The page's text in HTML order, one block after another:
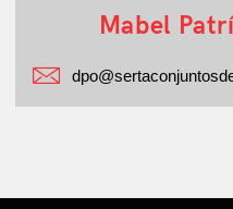
Mabel